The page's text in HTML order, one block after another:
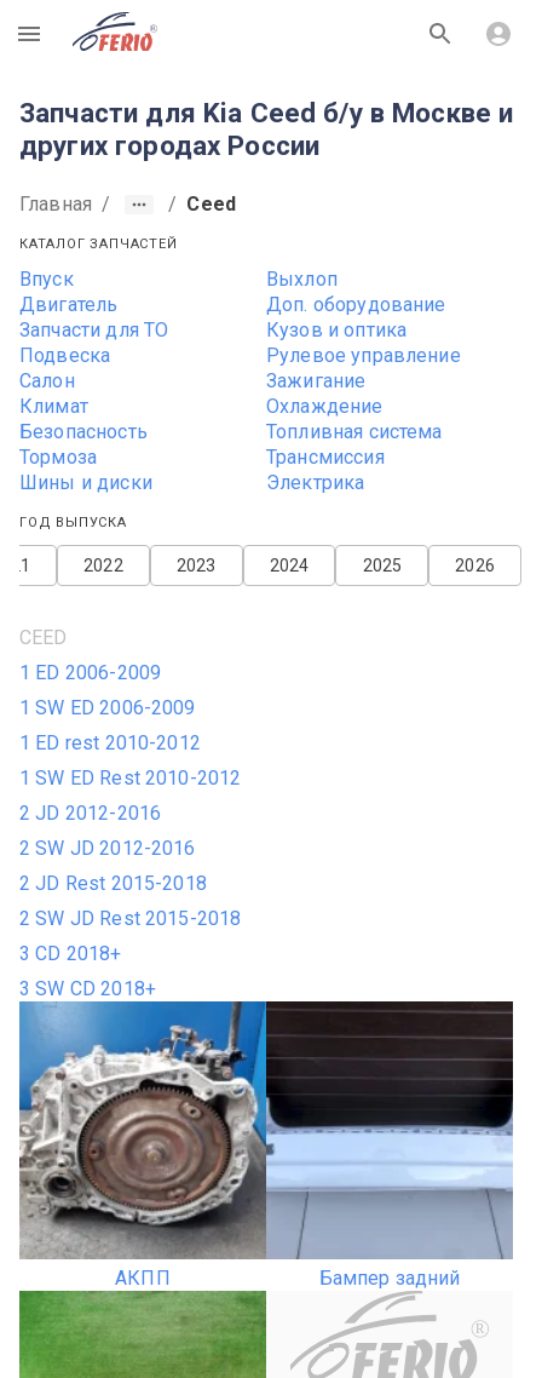
R
Запчасти для Kia Ceed б/у в Москве и
других городах России
Главная / / Ceed
КАТАЛОГ ЗАПЧАСТЕЙ
Впуск
Выхлоп
Двигатель
Доп. оборудование
Запчасти для ТО
Кузов и оптика
Подвеска
Рулевое управление
Салон
Зажигание
Климат
Охлаждение
Безопасность
Топливная система
Тормоза
Трансмиссия
Шины и диски
Электрика
ГОД ВЫПУСКА
2026
2025
2024
2023
2022
CEED
1 ED 2006-2009
1 SW ED 2006-2009
1 ED rest 2010-2012
1 SW ED Rest 2010-2012
2 JD 2012-2016
2 SW JD 2012-2016
2 JD Rest 2015-2018
2 SW JD Rest 2015-2018
3 CD 2018+
3 SW CD 2018+
АКПП Бампер задний
R